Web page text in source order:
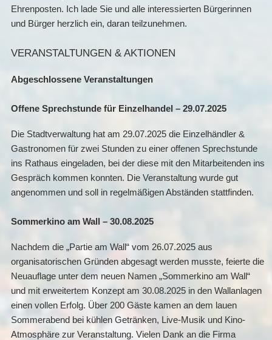
Ehrenposten. Ich lade Sie und alle interessierten Bürgerinnen
und Bürger herzlich ein, daran teilzunehmen.
VERANSTALTUNGEN & AKTIONEN
Abgeschlossene Veranstaltungen
Offene Sprechstunde für Einzelhandel – 29.07.2025
Die Stadtverwaltung hat am 29.07.2025 die Einzelhändler &
Gastronomen für zwei Stunden zu einer offenen Sprechstunde
ins Rathaus eingeladen, bei der diese mit den Mitarbeitenden ins
Gespräch kommen konnten. Die Veranstaltung wurde gut
angenommen und soll in regelmäßigen Abständen stattfinden.
Sommerkino am Wall – 30.08.2025
Nachdem die „Partie am Wall“ vom 26.07.2025 aus
organisatorischen Gründen abgesagt werden musste, feierte die
Neuauflage unter dem neuen Namen „Sommerkino am Wall“
und mit erweitertem Konzept am 30.08.2025 in den Wallanlagen
einen vollen Erfolg. Über 200 Gäste kamen an dem lauen
Sommerabend bei kühlen Getränken, Live-Musik und Kino-
Atmosphäre zur Veranstaltung. Vielen Dank an die Firma